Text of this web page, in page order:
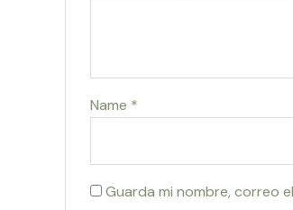
Name *
Guarda mi nombre, correo